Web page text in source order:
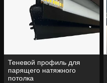
Теневой профиль для
парящего натяжного
потолка